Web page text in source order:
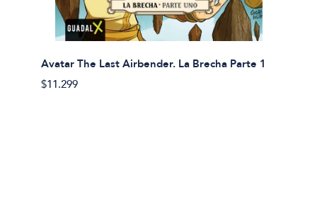
Avatar The Last Airbender. La Brecha Parte 1
$11.299